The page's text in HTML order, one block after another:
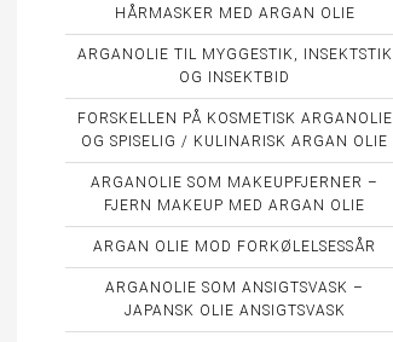
HÅRMASKER MED ARGAN OLIE
ARGANOLIE TIL MYGGESTIK, INSEKTSTIK
OG INSEKTBID
FORSKELLEN PÅ KOSMETISK ARGANOLIE
OG SPISELIG / KULINARISK ARGAN OLIE
ARGANOLIE SOM MAKEUPFJERNER –
FJERN MAKEUP MED ARGAN OLIE
ARGAN OLIE MOD FORKØLELSESSÅR
ARGANOLIE SOM ANSIGTSVASK –
JAPANSK OLIE ANSIGTSVASK